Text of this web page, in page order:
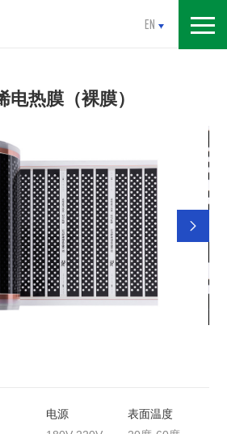
EN
电热膜（裸膜）

电源
表面温度